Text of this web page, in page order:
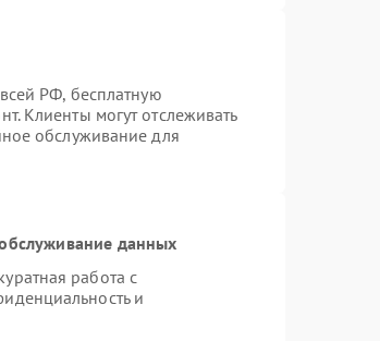
РФ, бесплатную
Клиенты могут отслеживать
обслуживание для
данных
работа с
и